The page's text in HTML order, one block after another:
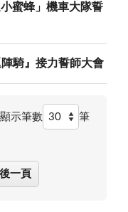
蜜蜂」機車大隊誓
騎』接力誓師大會
示筆數 筆
一頁